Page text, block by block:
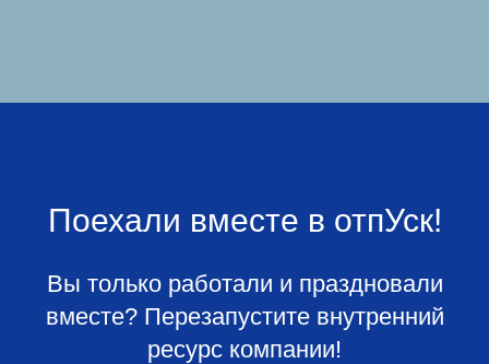
Поехали вместе в отпУск!
Вы только работали и праздновали
вместе? Перезапустите внутренний
ресурс компании!